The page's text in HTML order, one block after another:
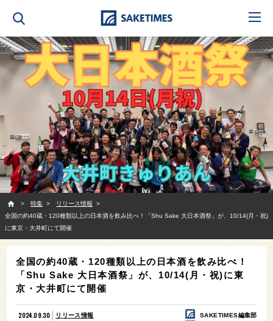
特集
リリース情報
全国の約40蔵・120種類以上の日本酒を飲み比べ！「Shu Sake 大日本酒祭」が、10/14(月・祝)
に東京・大井町にて開催
全国の約40蔵・120種類以上の日本酒を飲み比べ！
「Shu Sake 大日本酒祭」が、10/14(月・祝)に東
京・大井町にて開催
2024.09.30 リリース情報 SAKETIMES編集部